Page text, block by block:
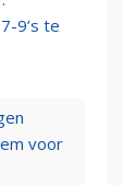
9’s te
voor